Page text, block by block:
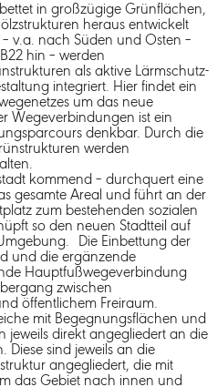
in großzügige Grünflächen,
heraus entwickelt
v.a. nach Süden und Osten –
hin – werden
als aktive Lärmschutz-
integriert. Hier findet ein
um das neue
Wegeverbindungen ist ein
denkbar. Durch die
werden
kommend – durchquert eine
gesamte Areal und führt an der
zum bestehenden sozialen
so den neuen Stadtteil auf
Die Einbettung der
und die ergänzende
Hauptfußwegeverbindung
zwischen
öffentlichem Freiraum.
mit Begegnungsflächen und
jeweils direkt angegliedert an die
sind jeweils an die
angegliedert, die mit
das Gebiet nach innen und